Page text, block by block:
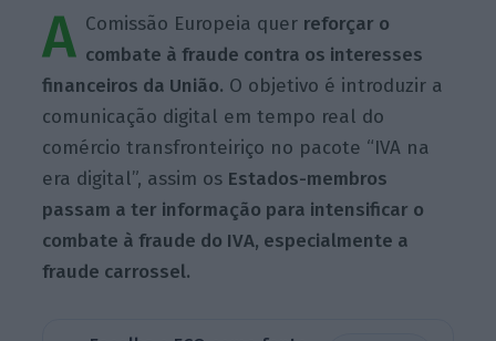
A Comissão Europeia quer reforçar o
combate à fraude contra os interesses
financeiros da União. O objetivo é introduzir a
comunicação digital em tempo real do
comércio transfronteiriço no pacote “IVA na
era digital”, assim os Estados-membros
passam a ter informação para intensificar o
combate à fraude do IVA, especialmente a
fraude carrossel.